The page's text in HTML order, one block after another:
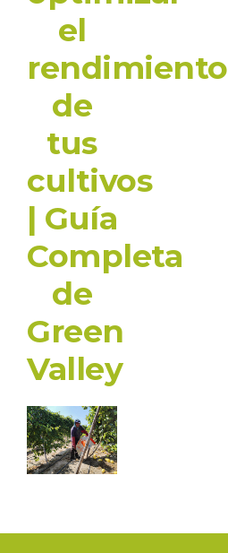
el
rendimiento
de
tus
cultivos
| Guía
Completa
de
Green
Valley